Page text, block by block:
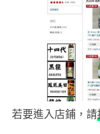
若要進入店鋪，請